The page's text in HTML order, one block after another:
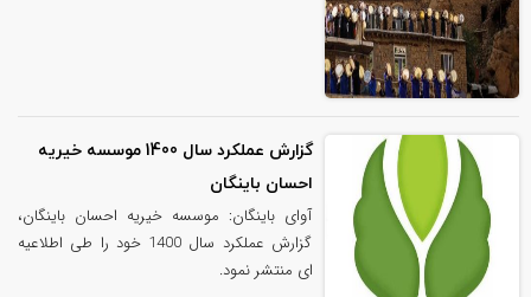
گزارش عملکرد سال 1400 موسسه خیریه
احسان باینگان
آوای باینگان: موسسه خیریه احسان باینگان،
گزارش عملکرد سال 1400 خود را طی اطلاعیه
ای منتشر نمود.